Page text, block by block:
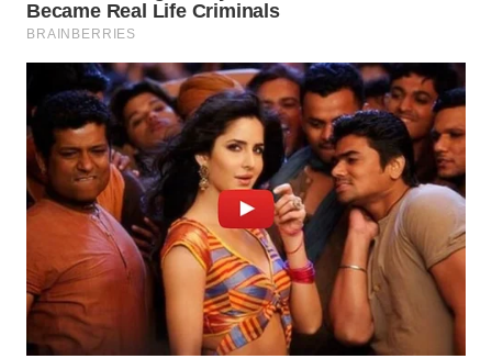
WN
SULUT
WN
MALUKU
WN
MALUT